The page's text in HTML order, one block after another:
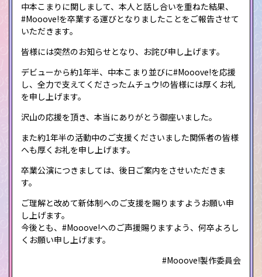
中本こまりに関しまして、本人と話し合いを重ねた結果、
#Mooove!を卒業する運びとなりましたことをご報告させて
いただきます。
皆様には突然のお知らせとなり、お詫び申し上げます。
デビューから約1年半、中本こまり並びに#Mooove!を応援
し、全力で支えてくださったムチュウ!の皆様には厚くお礼
を申し上げます。
沢山の応援を頂き、本当にありがとう御座いました。
また約1年半の活動中のご支援くださいました関係者の皆様
へも厚くお礼を申し上げます。
卒業公演につきましては、後日ご案内をさせいただきま
す。
ご理解と改めて新体制へのご支援を賜りますようお願い申
し上げます。
今後とも、#Mooove!へのご声援賜りますよう、何卒よろし
くお願い申し上げます。
#Mooove!製作委員会